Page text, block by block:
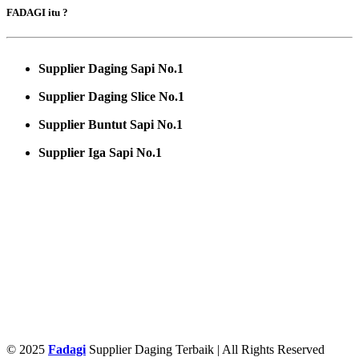
FADAGI itu ?
Supplier Daging Sapi No.1
Supplier Daging Slice No.1
Supplier Buntut Sapi No.1
Supplier Iga Sapi No.1
© 2025 Fadagi Supplier Daging Terbaik | All Rights Reserved